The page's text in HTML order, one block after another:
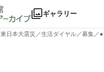
ギャラリー
東日本大震災／生活ダイヤル／募集／●